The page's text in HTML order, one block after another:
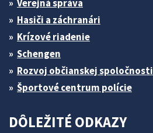
Verejná správa
Hasiči a záchranári
Krízové riadenie
Schengen
Rozvoj občianskej spoločnosti
Športové centrum polície
DÔLEŽITÉ ODKAZY